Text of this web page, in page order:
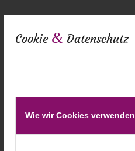
Cookie & Datenschutz
Wie wir Cookies verwenden